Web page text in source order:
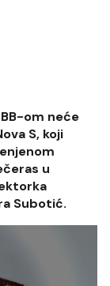
om neće
S, koji
u
Subotić.